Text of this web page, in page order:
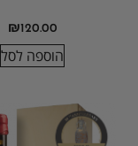
₪120.00
הוספה לסל